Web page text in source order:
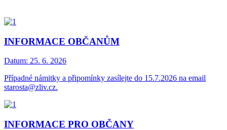
INFORMACE OBČANŮM
Datum: 25. 6. 2026
Případné námitky a připomínky zasílejte do 15.7.2026 na email
starosta@zliv.cz.
INFORMACE PRO OBČANY